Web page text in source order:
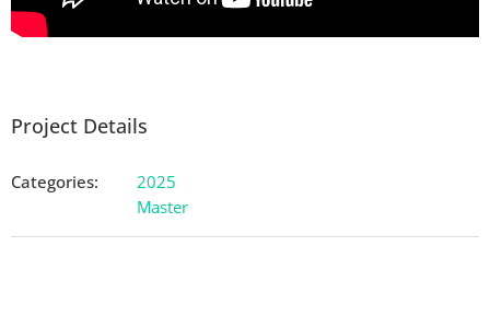
Project Details
Categories:
2025
Master